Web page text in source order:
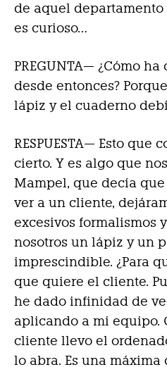
de aquel departamento
es curioso…
PREGUNTA— ¿Cómo
desde entonces?
lápiz y el cuaderno
RESPUESTA— Esto que
cierto. Y es algo que
Mampel, que decía
ver a un cliente,
excesivos formalismos
nosotros un lápiz y un
imprescindible. ¿Para
que quiere el cliente.
he dado infinidad de
aplicando a mi equipo.
cliente llevo el
lo abra. Es una